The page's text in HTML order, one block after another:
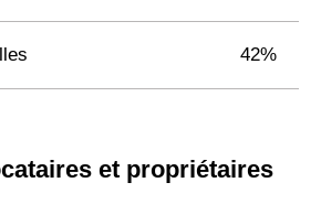
42%
et propriétaires